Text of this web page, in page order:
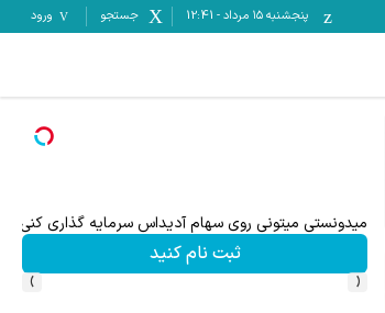
پنجشنبه ۱۵ مرداد -
12:41 جستجو ورود
میدونستی میتونی روی سهام آدیداس سرمایه گذاری کنی؟
ثبت نام کنید
‹
›